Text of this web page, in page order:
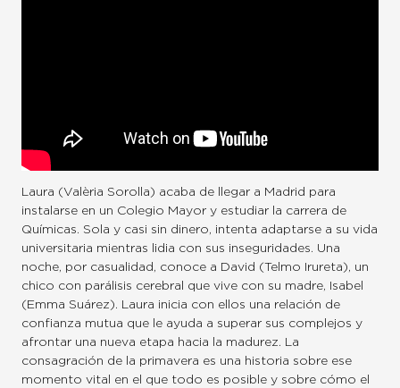
Laura (Valèria Sorolla) acaba de llegar a Madrid para
instalarse en un Colegio Mayor y estudiar la carrera de
Químicas. Sola y casi sin dinero, intenta adaptarse a su vida
universitaria mientras lidia con sus inseguridades. Una
noche, por casualidad, conoce a David (Telmo Irureta), un
chico con parálisis cerebral que vive con su madre, Isabel
(Emma Suárez). Laura inicia con ellos una relación de
confianza mutua que le ayuda a superar sus complejos y
afrontar una nueva etapa hacia la madurez. La
consagración de la primavera es una historia sobre ese
momento vital en el que todo es posible y sobre cómo el